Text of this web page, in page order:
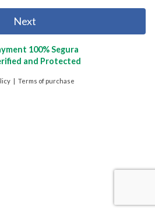
Next
100% Segura
and Protected
Terms of purchase